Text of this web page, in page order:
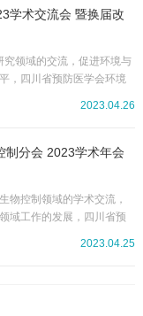
议时间、地点1.学术会议时
油顺辉铂...
学术交流会 暨换届改
领域的交流，促进环境与
，四川省预防医学会环境
流。会议期间还将举行环
组织、医疗机构、科研院
专业相关...
2023.04.26
制分会 2023学术年会
物控制领域的学术交流，
域工作的发展，四川省预
工作经验交流等。会议期
务委员及委员等。欢迎相
议欢迎相关企业根据自身
2023.04.25